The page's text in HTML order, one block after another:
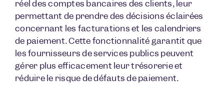
réel des comptes bancaires des clients, leur
permettant de prendre des décisions éclairées
concernant les facturations et les calendriers
de paiement. Cette fonctionnalité garantit que
les fournisseurs de services publics peuvent
gérer plus efficacement leur trésorerie et
réduire le risque de défauts de paiement.